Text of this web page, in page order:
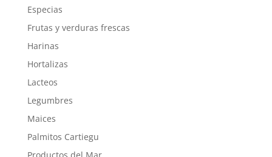
Especias
Frutas y verduras frescas
Harinas
Hortalizas
Lacteos
Legumbres
Maices
Palmitos Cartiegu